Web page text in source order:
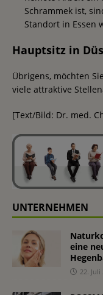
Schrammek ist,
Standort in Essen
Hauptsitz in
Übrigens, möchten
viele attraktive
[Text/Bild: Dr. med.
UNTERNEHMEN
eine
22. Juli